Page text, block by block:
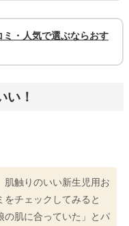
ミ・人気で選ぶならおす
い！
肌触りのいい新生児用お
チェックしてみると
の肌に合っていた」とパ